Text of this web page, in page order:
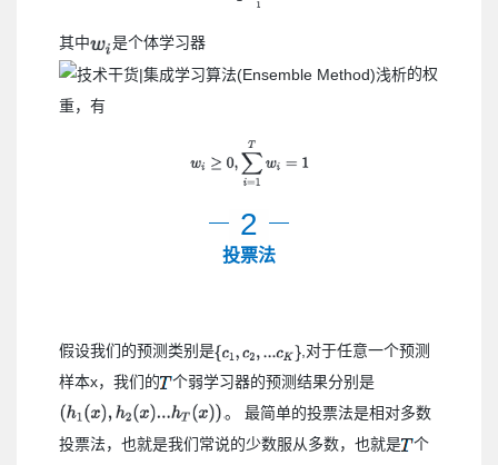
其中
是个体学习器
的权
重，有
2
投票法
假设我们的预测类别是
,对于任意一个预测
样本x，我们的
个弱学习器的预测结果分别是
。 最简单的投票法是相对多数
投票法，也就是我们常说的少数服从多数，也就是
个